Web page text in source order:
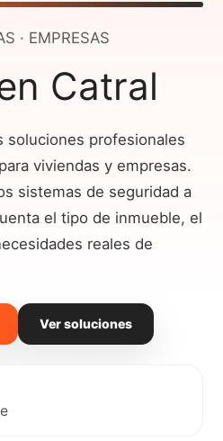
· EMPRESAS
Catral
soluciones profesionales
para viviendas y empresas.
sistemas de seguridad a
el tipo de inmueble, el
reales de
Ver soluciones